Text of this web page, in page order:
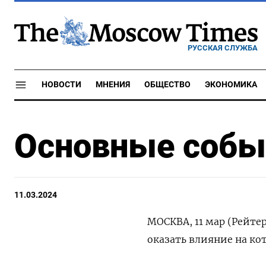
РУССКАЯ СЛУЖБА
НОВОСТИ МНЕНИЯ ОБЩЕСТВО ЭКОНОМИКА
Основные
11.03.2024
МОСКВА, 11 мар
оказать влияние на